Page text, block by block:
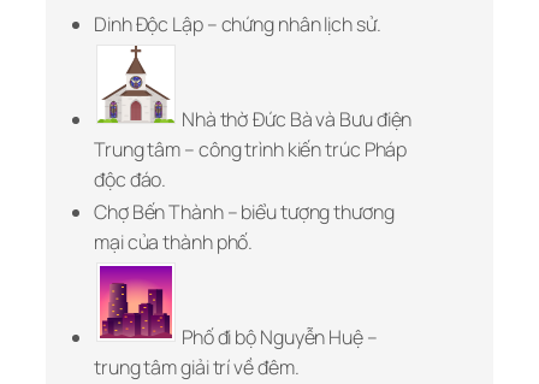
Dinh Độc Lập – chứng nhân lịch sử.
Nhà thờ Đức Bà và Bưu điện
Trung tâm – công trình kiến trúc Pháp
độc đáo.
Chợ Bến Thành – biểu tượng thương
mại của thành phố.
Phố đi bộ Nguyễn Huệ –
trung tâm giải trí về đêm.